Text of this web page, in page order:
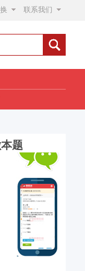
联系我们
题